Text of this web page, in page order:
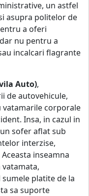
un astfel
asupra politelor de
a oferi
nu pentru a
incalcari flagrante
Auto),
de autovehicule,
vatamarile corporale
Insa, in cazul in
sofer aflat sub
interzise,
inseamna
platite de la
sa suporte